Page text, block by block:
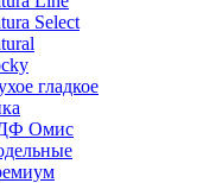
Select
гладкое
Омис